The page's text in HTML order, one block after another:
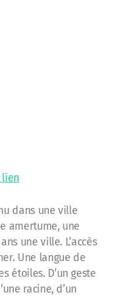
lien
dans une ville
amertume, une
une ville. L’accès
Une langue de
étoiles. D’un geste
racine, d’un